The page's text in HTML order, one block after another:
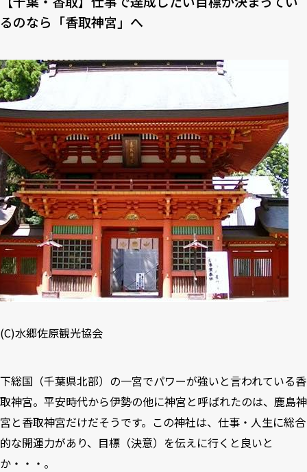
るのなら「香取神宮」へ
(C)水郷佐原観光協会
下総国（千葉県北部）の一宮でパワーが強いと言われている香
取神宮。平安時代から伊勢の他に神宮と呼ばれたのは、鹿島神
宮と香取神宮だけだそうです。この神社は、仕事・人生に総合
的な開運力があり、目標（決意）を伝えに行くと良いと
か・・・。